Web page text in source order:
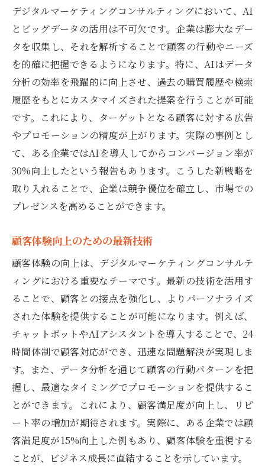
デジタルマーケティングコンサルティングにおいて、AI
とビッグデータの活用は不可欠です。企業は膨大なデー
タを収集し、それを解析することで顧客の行動やニーズ
を的確に把握できるようになります。特に、AIはデータ
分析の効率を飛躍的に向上させ、過去の購買履歴や検索
履歴をもとにカスタマイズされた提案を行うことが可能
です。これにより、ターゲットとなる顧客に対する広告
やプロモーションの精度が上がります。実際の事例とし
て、ある企業ではAIを導入してからコンバージョン率が
30%向上したという報告もあります。こうした新戦略を
取り入れることで、企業は競争優位を確立し、市場での
プレゼンスを高めることができます。
顧客体験向上のための最新技術
顧客体験の向上は、デジタルマーケティングコンサルテ
ィングにおける重要なテーマです。最新の技術を活用す
ることで、顧客との接点を強化し、よりパーソナライズ
された体験を提供することが可能になります。例えば、
チャットボットやAIアシスタントを導入することで、24
時間体制で顧客対応ができ、迅速な問題解決が実現しま
す。また、データ分析を通じて顧客の行動パターンを把
握し、最適なタイミングでプロモーションを提供するこ
とができます。これにより、顧客満足度が向上し、リピ
ート率の増加が期待されます。実際に、ある企業では顧
客満足度が15%向上した例もあり、顧客体験を重視する
ことが、ビジネス成長に直結することを示しています。